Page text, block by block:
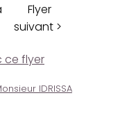
Flyer
suivant >
ce flyer
IDRISSA